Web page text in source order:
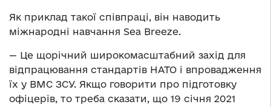
Як приклад такої співпраці, він наводить
міжнародні навчання Sea Breeze.
— Це щорічний широкомасштабний захід для
відпрацювання стандартів НАТО і впровадження
їх у ВМС ЗСУ. Якщо говорити про підготовку
офіцерів, то треба сказати, що 19 січня 2021